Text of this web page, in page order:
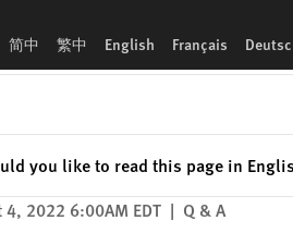
简中 繁中 English Français
you like to read this page in
4, 2022 6:00AM EDT | Q & A